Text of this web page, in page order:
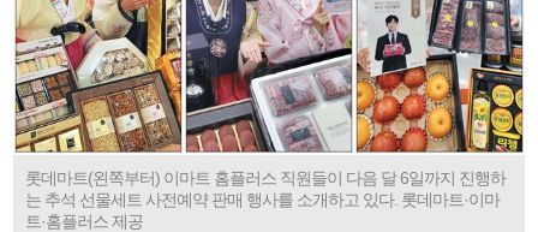
롯데마트(왼쪽부터) 이마트 홈플러스 직원들이 다음 달 6일까지 진행하
는 추석 선물세트 사전예약 판매 행사를 소개하고 있다. 롯데마트·이마
트·홈플러스 제공